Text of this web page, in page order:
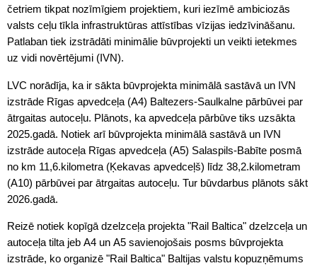
četriem tikpat nozīmīgiem projektiem, kuri iezīmē ambiciozās
valsts ceļu tīkla infrastruktūras attīstības vīzijas iedzīvināšanu.
Patlaban tiek izstrādāti minimālie būvprojekti un veikti ietekmes
uz vidi novērtējumi (IVN).
LVC norādīja, ka ir sākta būvprojekta minimālā sastāvā un IVN
izstrāde Rīgas apvedceļa (A4) Baltezers-Saulkalne pārbūvei par
ātrgaitas autoceļu. Plānots, ka apvedceļa pārbūve tiks uzsākta
2025.gadā. Notiek arī būvprojekta minimālā sastāvā un IVN
izstrāde autoceļa Rīgas apvedceļa (A5) Salaspils-Babīte posmā
no km 11,6.kilometra (Ķekavas apvedceļš) līdz 38,2.kilometram
(A10) pārbūvei par ātrgaitas autoceļu. Tur būvdarbus plānots sākt
2026.gadā.
Reizē notiek kopīgā dzelzceļa projekta "Rail Baltica" dzelzceļa un
autoceļa tilta jeb A4 un A5 savienojošais posms būvprojekta
izstrāde, ko organizē "Rail Baltica" Baltijas valstu kopuzņēmums